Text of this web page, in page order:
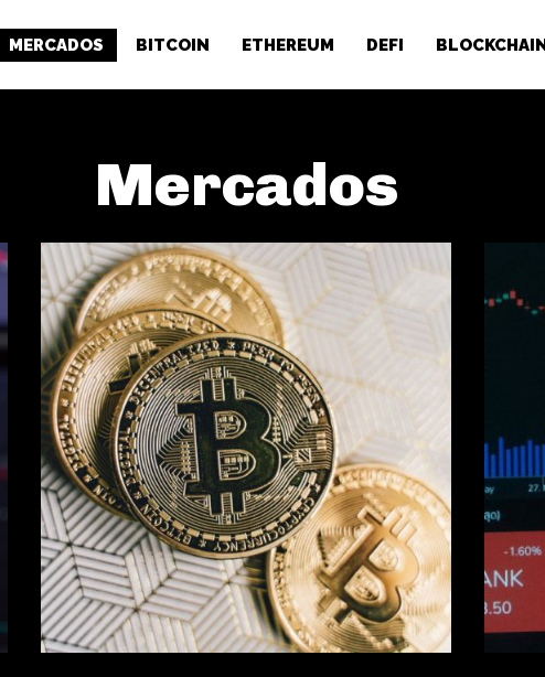
MERCADOS BITCOIN ETHEREUM DEFI
Mercados